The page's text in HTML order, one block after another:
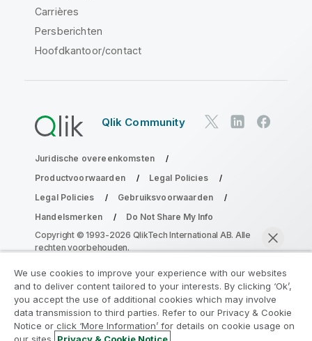
Carrières
Persberichten
Hoofdkantoor/contact
Qlik Community
Juridische overeenkomsten
Productvoorwaarden
Legal Policies
Legal Policies
Gebruiksvoorwaarden
Handelsmerken
Do Not Share My Info
Copyright © 1993-2026 QlikTech International AB. Alle
rechten voorbehouden.
Neem deel aan het Analytics
Modernization Program
We use cookies to improve your experience with our websites
and to deliver content tailored to your interests. By clicking ‘Ok’,
you accept the use of additional cookies which may involve
data transmission to third parties. Refer to our Privacy & Cookie
Notice or click ‘More Information’ for details on cookie usage on